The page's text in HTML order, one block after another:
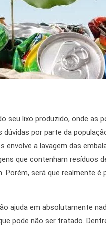
seu lixo produzido, onde
dúvidas por parte da
a lavagem das
que contenham resíduos
será que realmente
ajuda em absolutamente
pode não ser tratado.